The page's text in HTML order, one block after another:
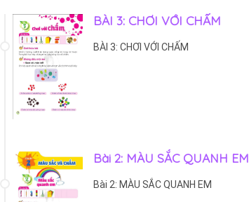
BÀI 3: CHƠI VỚI CHẤM
BÀI 3: CHƠI VỚI CHẤM
Bài 2: MÀU SẮC QUANH EM
Bài 2: MÀU SẮC QUANH EM